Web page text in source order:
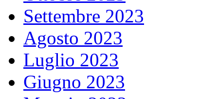
Settembre 2023
Agosto 2023
Luglio 2023
Giugno 2023